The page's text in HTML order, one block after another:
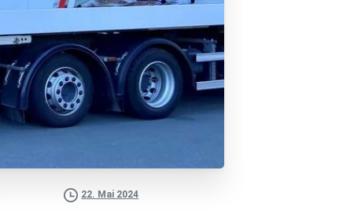
22. Mai 2024